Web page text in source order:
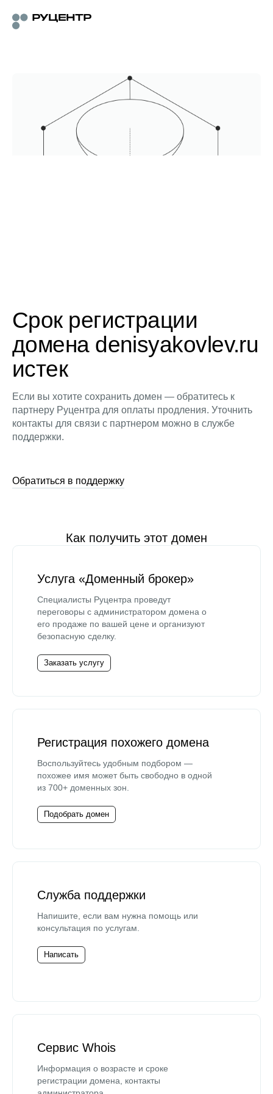
Срок регистрации
домена denisyakovlev.ru
истек
Если вы хотите сохранить домен — обратитесь к
партнеру Руцентра для оплаты продления. Уточнить
контакты для связи с партнером можно в службе
поддержки.
Обратиться в поддержку
Как получить этот домен
Услуга «Доменный брокер»
Специалисты Руцентра проведут
переговоры с администратором домена о
его продаже по вашей цене и организуют
безопасную сделку.
Заказать услугу
Регистрация похожего домена
Воспользуйтесь удобным подбором —
похожее имя может быть свободно в одной
из 700+ доменных зон.
Подобрать домен
Служба поддержки
Напишите, если вам нужна помощь или
консультация по услугам.
Написать
Сервис Whois
Информация о возрасте и сроке
регистрации домена, контакты